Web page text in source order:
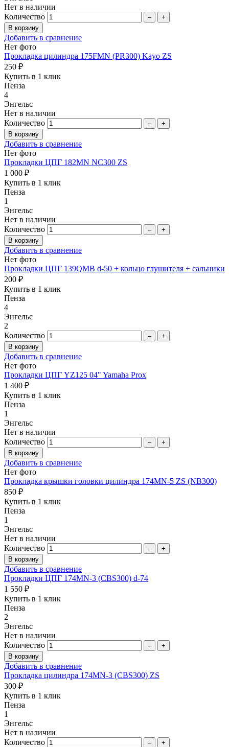
Нет в наличии
Количество
– +
Добавить в сравнение
Нет фото
Прокладка цилиндра 175FMN (PR300) Kayo ZS
250 ₽
Купить в 1 клик
Пенза
4
Энгельс
Нет в наличии
Количество
– +
Добавить в сравнение
Нет фото
Прокладки ЦПГ 182MN NC300 ZS
1 000 ₽
Купить в 1 клик
Пенза
1
Энгельс
Нет в наличии
Количество
– +
Добавить в сравнение
Нет фото
Прокладки ЦПГ 139QMB d-50 + кольцо глушителя + сальники
200 ₽
Купить в 1 клик
Пенза
4
Энгельс
2
Количество
– +
Добавить в сравнение
Нет фото
Прокладки ЦПГ YZ125 04" Yamaha Prox
1 400 ₽
Купить в 1 клик
Пенза
1
Энгельс
Нет в наличии
Количество
– +
Добавить в сравнение
Нет фото
Прокладка крышки головки цилиндра 174MN-5 ZS (NB300)
850 ₽
Купить в 1 клик
Пенза
1
Энгельс
Нет в наличии
Количество
– +
Добавить в сравнение
Прокладки ЦПГ 174MN-3 (CBS300) d-74
1 550 ₽
Купить в 1 клик
Пенза
2
Энгельс
Нет в наличии
Количество
– +
Добавить в сравнение
Прокладка цилиндра 174MN-3 (CBS300) ZS
300 ₽
Купить в 1 клик
Пенза
1
Энгельс
Нет в наличии
Количество
– +